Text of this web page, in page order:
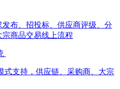
布、招投标、供应商评级、分
商品交易线上流程
式支持，供应链、采购商、大宗